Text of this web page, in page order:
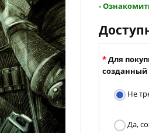
-
Для
созданный
Не
Да,